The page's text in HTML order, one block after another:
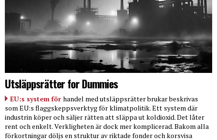
Utsläppsrätter for Dummies
EU:s system för handel med utsläppsrätter brukar beskrivas
som EU:s flaggskeppsverktyg för klimatpolitik. Ett system där
industrin köper och säljer rätten att släppa ut koldioxid. Det låter
rent och enkelt. Verkligheten är dock mer komplicerad. Bakom alla
förkortningar döljs en struktur av riktade fonder och korsvisa